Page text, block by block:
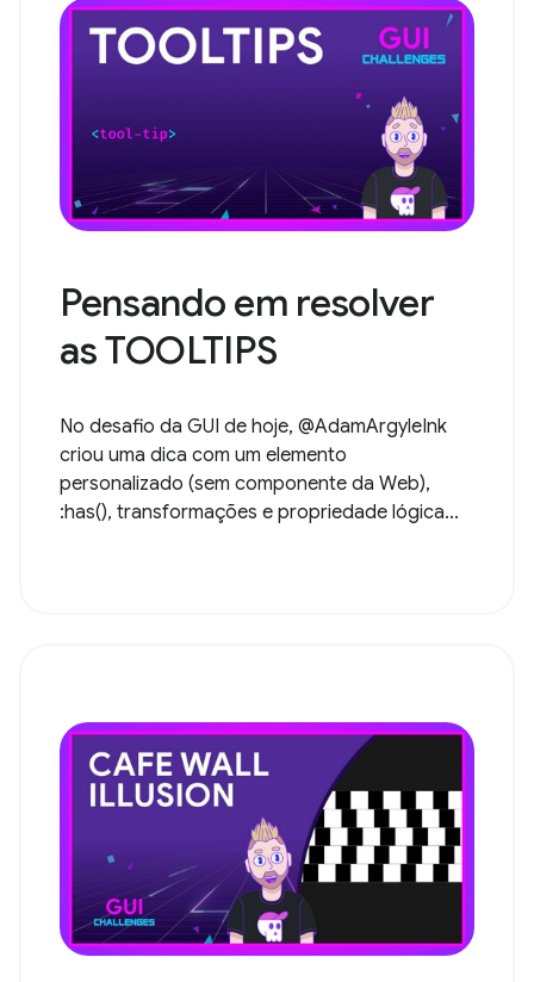
Pensando em resolver
as TOOLTIPS
No desafio da GUI de hoje, @AdamArgyleInk
criou uma dica com um elemento
personalizado (sem componente da Web),
:has(), transformações e propriedade lógica...